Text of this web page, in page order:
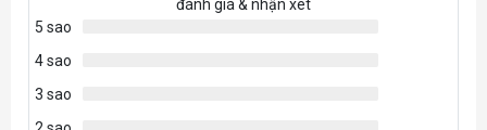
đánh giá & nhận xét
5 sao
4 sao
3 sao